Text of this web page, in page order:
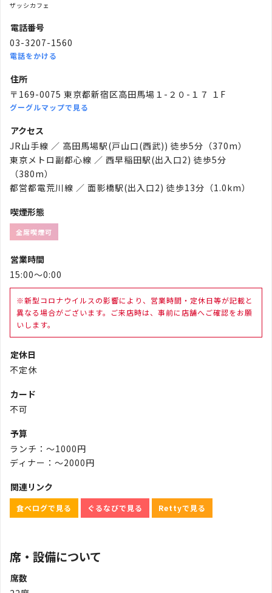
ザッシカフェ
電話番号
03-3207-1560
電話をかける
住所
〒169-0075 東京都新宿区高田馬場１-２０-１７ １F
グーグルマップで見る
アクセス
JR山手線 ／ 高田馬場駅(戸山口(西武)) 徒歩5分（370m）
東京メトロ副都心線 ／ 西早稲田駅(出入口2) 徒歩5分
（380m）
都営都電荒川線 ／ 面影橋駅(出入口2) 徒歩13分（1.0km）
喫煙形態
全席喫煙可
営業時間
15:00～0:00
※新型コロナウイルスの影響により、営業時間・定休日等が記載と
異なる場合がございます。ご来店時は、事前に店舗へご確認をお願
いします。
定休日
不定休
カード
不可
予算
ランチ：～1000円
ディナー：～2000円
関連リンク
食べログで見る ぐるなびで見る Rettyで見る
席・設備について
席数